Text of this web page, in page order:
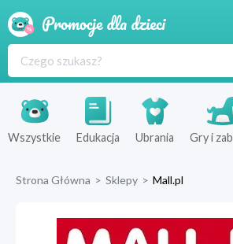
Produkty
Sklepy
Wszystkie Edukacja Ubrania Gry i
Strona Główna > Sklepy > Mall.pl